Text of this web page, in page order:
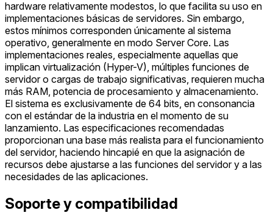
hardware relativamente modestos, lo que facilita su uso en
implementaciones básicas de servidores. Sin embargo,
estos mínimos corresponden únicamente al sistema
operativo, generalmente en modo Server Core. Las
implementaciones reales, especialmente aquellas que
implican virtualización (Hyper-V), múltiples funciones de
servidor o cargas de trabajo significativas, requieren mucha
más RAM, potencia de procesamiento y almacenamiento.
El sistema es exclusivamente de 64 bits, en consonancia
con el estándar de la industria en el momento de su
lanzamiento. Las especificaciones recomendadas
proporcionan una base más realista para el funcionamiento
del servidor, haciendo hincapié en que la asignación de
recursos debe ajustarse a las funciones del servidor y a las
necesidades de las aplicaciones.
Soporte y compatibilidad